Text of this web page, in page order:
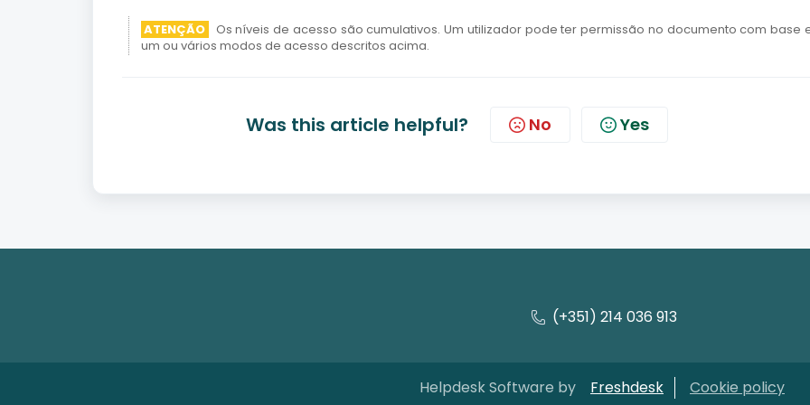
ATENÇÃO
Os níveis de acesso são cumulativos. Um utilizador pode ter permissão no documento com base
um ou vários modos de acesso descritos acima.
Was this article helpful? No Yes
(+351) 214 036 913
Helpdesk Software by Freshdesk Cookie policy